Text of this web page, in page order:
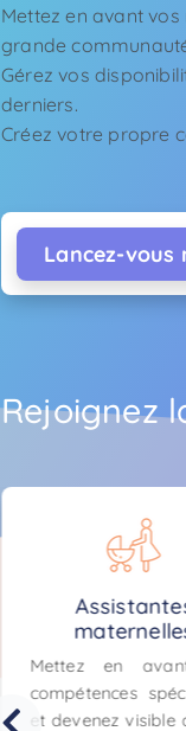
Mettez en avant
grande
Gérez vos
derniers.
Créez votre propre
Lancez-vous
Rejoignez
Gagnez
auprès
présentez
d’accueil